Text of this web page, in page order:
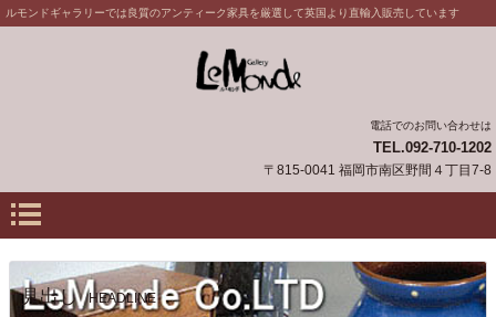
ルモンドギャラリーでは良質のアンティーク家具を厳選して英国より直輸入販売しています
電話でのお問い合わせは
TEL.092-710-1202
〒815-0041 福岡市南区野間４丁目7-8
見出し HEADLINE